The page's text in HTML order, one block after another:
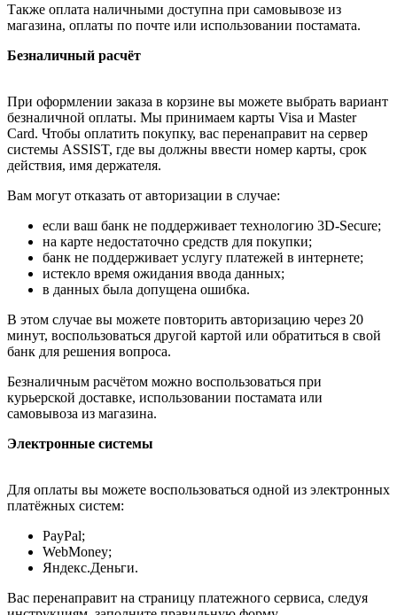
Также оплата наличными доступна при самовывозе из
магазина, оплаты по почте или использовании постамата.
Безналичный расчёт
При оформлении заказа в корзине вы можете выбрать вариант
безналичной оплаты. Мы принимаем карты Visa и Master
Card. Чтобы оплатить покупку, вас перенаправит на сервер
системы ASSIST, где вы должны ввести номер карты, срок
действия, имя держателя.
Вам могут отказать от авторизации в случае:
если ваш банк не поддерживает технологию 3D-Secure;
на карте недостаточно средств для покупки;
банк не поддерживает услугу платежей в интернете;
истекло время ожидания ввода данных;
в данных была допущена ошибка.
В этом случае вы можете повторить авторизацию через 20
минут, воспользоваться другой картой или обратиться в свой
банк для решения вопроса.
Безналичным расчётом можно воспользоваться при
курьерской доставке, использовании постамата или
самовывоза из магазина.
Электронные системы
Для оплаты вы можете воспользоваться одной из электронных
платёжных систем:
PayPal;
WebMoney;
Яндекс.Деньги.
Вас перенаправит на страницу платежного сервиса, следуя